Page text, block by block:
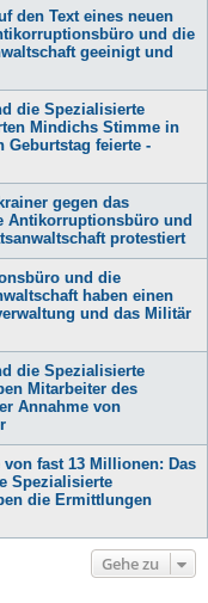
den Text eines neuen
und die
geeinigt und
die Spezialisierte
Mindichs Stimme in
Geburtstag feierte -
gegen das
Antikorruptionsbüro und
protestiert
und die
haben einen
und das Militär
die Spezialisierte
Mitarbeiter des
Annahme von
fast 13 Millionen: Das
Spezialisierte
die Ermittlungen
Gehe zu